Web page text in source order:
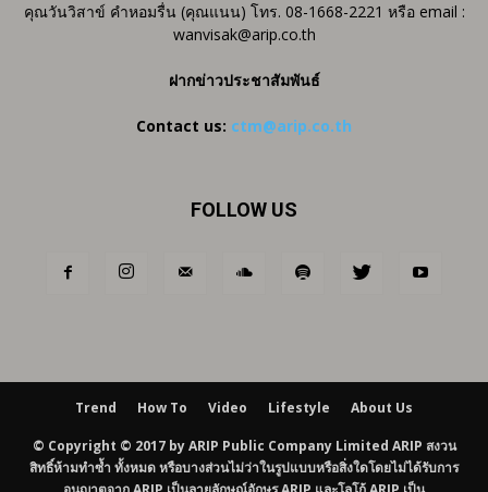
คุณวันวิสาข์ คำหอมรื่น (คุณแนน) โทร. 08-1668-2221 หรือ email :
wanvisak@arip.co.th
ฝากข่าวประชาสัมพันธ์
Contact us: ctm@arip.co.th
FOLLOW US
Trend How To Video Lifestyle About Us
© Copyright © 2017 by ARIP Public Company Limited ARIP สงวน
สิทธิ์ห้ามทำซ้ำ ทั้งหมด หรือบางส่วนไม่ว่าในรูปแบบหรือสิ่งใดโดยไม่ได้รับการ